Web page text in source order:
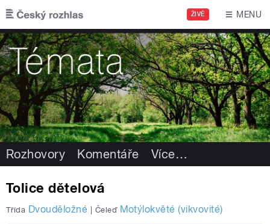
Přejít k hlavnímu obsahu
ŽIVĚ MENU
Rozhovory Komentáře Více…
Tolice dětelová
Třída Dvouděložné | Čeleď Motýlokvěté (vikvovité)